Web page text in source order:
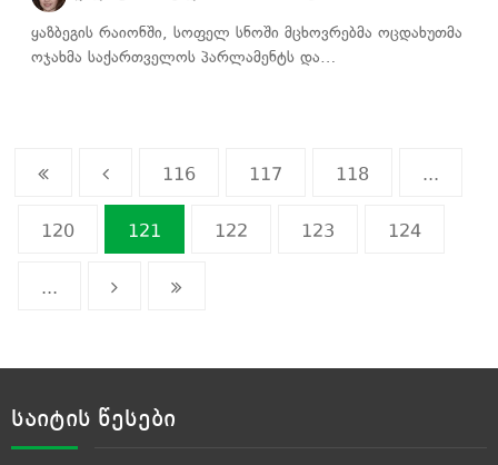
ყაზბეგის რაიონში, სოფელ სნოში მცხოვრებმა ოცდახუთმა
ოჯახმა საქართველოს პარლამენტს და…
116 117 118 ...
120 121 122 123 124
...
საიტის წესები